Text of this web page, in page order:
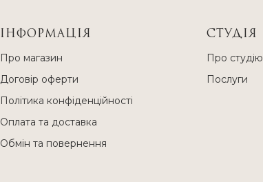
ІНФОРМАЦІЯ
Про магазин
Договір оферти
Політика конфіденційності
Оплата та доставка
Обмін та повернення
СТУДІЯ
Про студію
Послуги